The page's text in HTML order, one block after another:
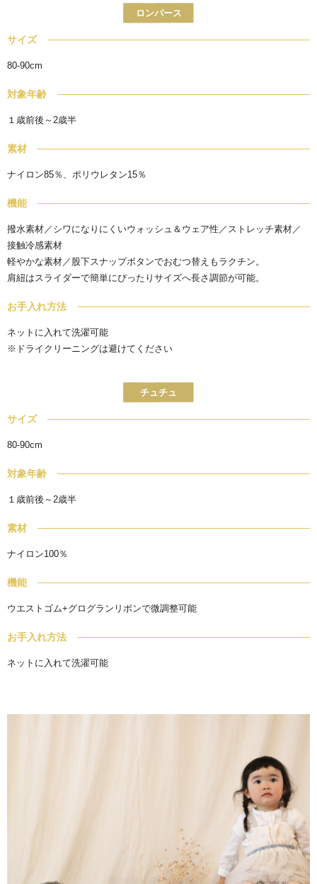
ロンパース
サイズ
80-90cm
対象年齢
１歳前後～2歳半
素材
ナイロン85％、ポリウレタン15％
機能
撥水素材／シワになりにくいウォッシュ＆ウェア性／ストレッチ素材／
接触冷感素材
軽やかな素材／股下スナップボタンでおむつ替えもラクチン。
肩紐はスライダーで簡単にぴったりサイズへ長さ調節が可能。
お手入れ方法
ネットに入れて洗濯可能
※ドライクリーニングは避けてください
チュチュ
サイズ
80-90cm
対象年齢
１歳前後～2歳半
素材
ナイロン100％
機能
ウエストゴム+グログランリボンで微調整可能
お手入れ方法
ネットに入れて洗濯可能